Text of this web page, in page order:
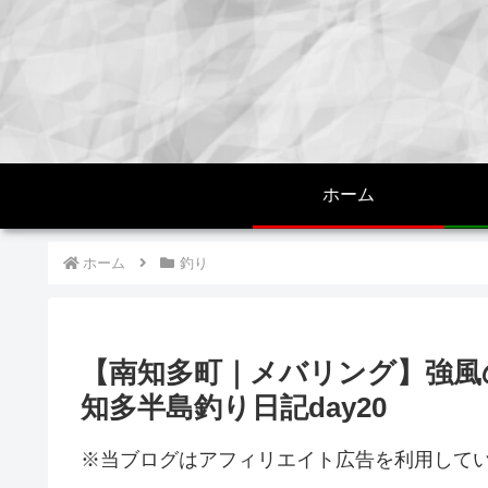
ホーム
ホーム 釣り
【南知多町｜メバリング】強
知多半島釣り日記day20
※当ブログはアフィリエイト広告を利用して